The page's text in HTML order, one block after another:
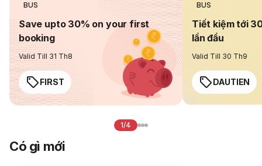
BUS
Save upto 30% on your first
booking
Valid Till 31 Th8
FIRST
BUS
Tiết kiệm tới
lần đầu
Valid Till 30 Th9
DAUTIEN
1/4
Có gì mới